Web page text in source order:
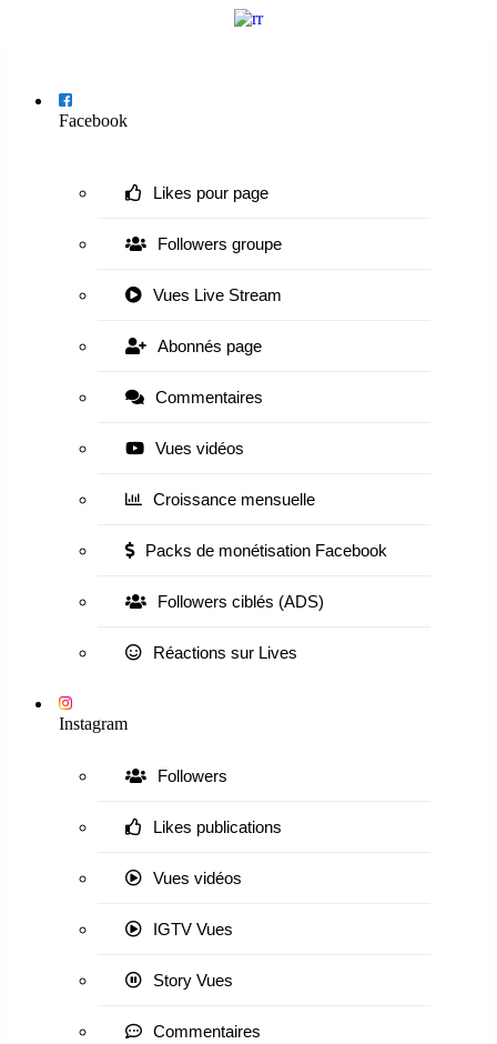
Facebook
Likes pour page
Followers groupe
Vues Live Stream
Abonnés page
Commentaires
Vues vidéos
Croissance mensuelle
Packs de monétisation Facebook
Followers ciblés (ADS)
Réactions sur Lives
Instagram
Followers
Likes publications
Vues vidéos
IGTV Vues
Story Vues
Commentaires